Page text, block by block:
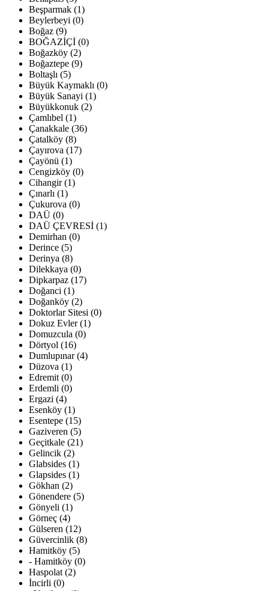
Beşparmak (1)
Beylerbeyi (0)
Boğaz (9)
BOĞAZİÇİ (0)
Boğazköy (2)
Boğaztepe (9)
Boltaşlı (5)
Büyük Kaymaklı (0)
Büyük Sanayi (1)
Büyükkonuk (2)
Çamlıbel (1)
Çanakkale (36)
Çatalköy (8)
Çayırova (17)
Çayönü (1)
Cengizköy (0)
Cihangir (1)
Çınarlı (1)
Çukurova (0)
DAÜ (0)
DAÜ ÇEVRESİ (1)
Demirhan (0)
Derince (5)
Derinya (8)
Dilekkaya (0)
Dipkarpaz (17)
Doğanci (1)
Doğanköy (2)
Doktorlar Sitesi (0)
Dokuz Evler (1)
Domuzcula (0)
Dörtyol (16)
Dumlupınar (4)
Düzova (1)
Edremit (0)
Erdemli (0)
Ergazi (4)
Esenköy (1)
Esentepe (15)
Gaziveren (5)
Geçitkale (21)
Gelincik (2)
Glabsides (1)
Glapsides (1)
Gökhan (2)
Gönendere (5)
Gönyeli (1)
Görneç (4)
Gülseren (12)
Güvercinlik (8)
Hamitköy (5)
- Hamitköy (0)
Haspolat (2)
İncirli (0)